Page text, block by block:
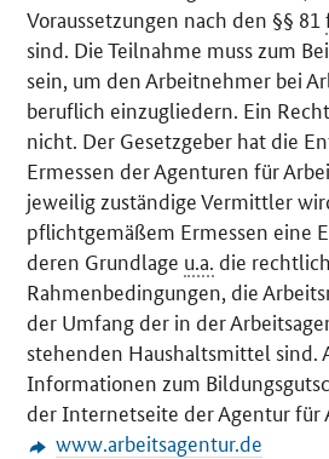
Voraussetzungen nach den §§ 81
sind. Die Teilnahme muss zum
sein, um den Arbeitnehmer bei
beruflich einzugliedern. Ein
nicht. Der Gesetzgeber hat die
Ermessen der Agenturen für
jeweilig zuständige Vermittler
pflichtgemäßem Ermessen eine
deren Grundlage u.a. die
Rahmenbedingungen, die
der Umfang der in der
stehenden Haushaltsmittel sind.
Informationen zum
der Internetseite der Agentur für
www.arbeitsagentur.de